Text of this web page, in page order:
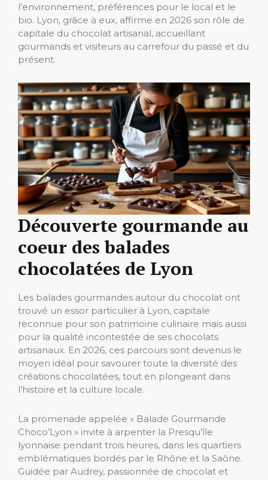
l’environnement, préférences pour le local et le
bio. Lyon, grâce à eux, affirme en 2026 son rôle de
capitale du chocolat artisanal, accueillant
gourmands et visiteurs au carrefour du passé et du
présent.
Découverte gourmande au
coeur des balades
chocolatées de Lyon
Les balades gourmandes autour du chocolat ont
trouvé un essor particulier à Lyon, capitale
reconnue pour son patrimoine culinaire mais aussi
pour la qualité incontestée de ses chocolats
artisanaux. En 2026, ces parcours sont devenus le
moyen idéal pour savourer toute la diversité des
créations chocolatées, tout en plongeant dans
l’histoire et la culture locale.
La promenade appelée « Balade Gourmande
Choco’Lyon » invite à arpenter la Presqu’île
lyonnaise pendant trois heures, dans les quartiers
emblématiques bordés par le Rhône et la Saône.
Guidée par Audrey, passionnée de chocolat et